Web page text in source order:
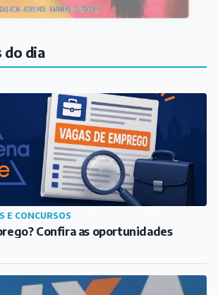
do dia
E CONCURSOS
Confira as oportunidades